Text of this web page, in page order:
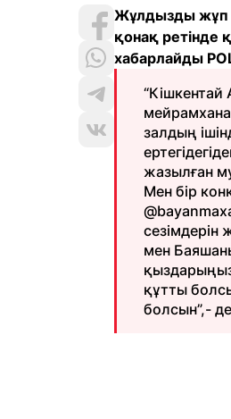
Жұлдызды жұп
қонақ ретінде
хабарлайды
залдың
жазылған
Мен бір
сезімдерін
мен
құтты
болсын”,-